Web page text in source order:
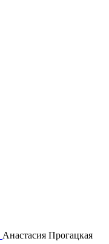
Анастасия Прогацкая